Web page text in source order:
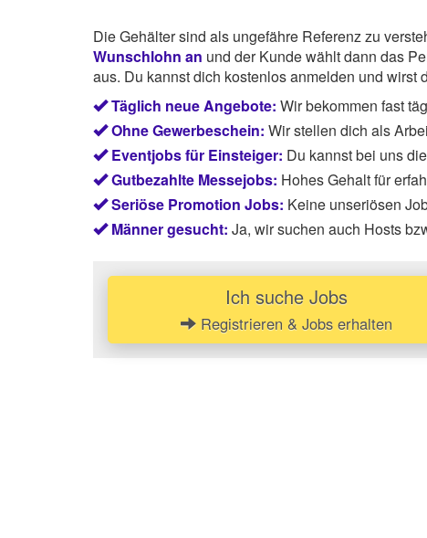
Die Gehälter sind als ungefähre Referenz zu
Wunschlohn an und der Kunde wählt dann das
aus. Du kannst dich kostenlos anmelden und wirst
Täglich neue Angebote: Wir bekommen fast
Ohne Gewerbeschein: Wir stellen dich als
Eventjobs für Einsteiger: Du kannst bei uns
Gutbezahlte Messejobs: Hohes Gehalt für
Seriöse Promotion Jobs: Keine unseriösen
Männer gesucht: Ja, wir suchen auch Hosts
Ich suche Jobs
Registrieren & Jobs erhalten